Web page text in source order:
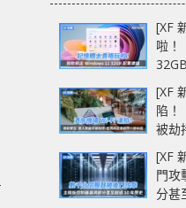
[XF
啦！
[XF
陷！
被劫
中招
[XF
門攻
分甚